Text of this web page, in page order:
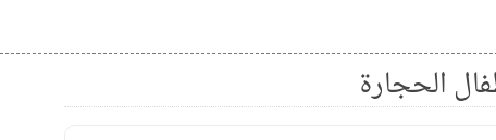
الحجارة